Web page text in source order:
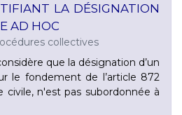
LA DÉSIGNATION
AD HOC
collectives
que la désignation d’un
le fondement de l’article 872
civile, n'est pas subordonnée à